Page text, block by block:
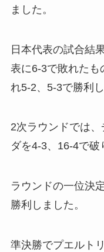
ました。
日本代表の試合結
表に6-3で敗れたも
れ5-2、5-3で勝利し
2次ラウンドでは
ダを4-3、16-4で破
ラウンドの一位決
勝利しました。
準決勝でプエルト